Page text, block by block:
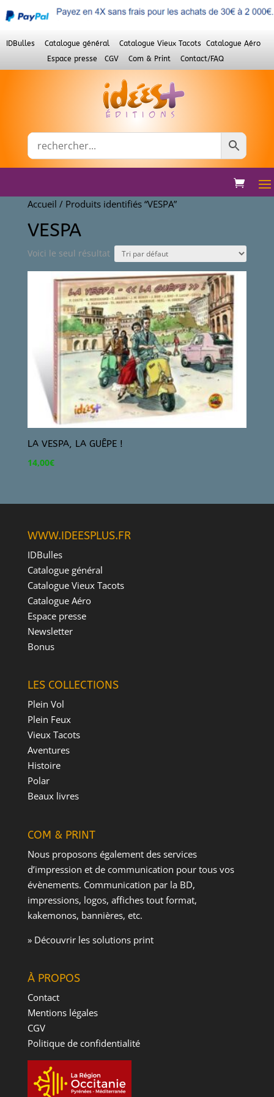
IDBulles Catalogue général Catalogue Vieux Tacots
Catalogue Aéro
Espace presseCGV Com & Print Contact/FAQ
Accueil / Produits identifiés “VESPA”
VESPA
Voici le seul résultat
LA VESPA, LA GUÊPE !
14,00€
WWW.IDEESPLUS.FR
IDBulles
Catalogue général
Catalogue Vieux Tacots
Catalogue Aéro
Espace presse
Newsletter
Bonus
LES COLLECTIONS
Plein Vol
Plein Feux
Vieux Tacots
Aventures
Histoire
Polar
Beaux livres
COM & PRINT
Nous proposons également des services
d’impression et de communication pour tous vos
évènements. Communication par la BD,
impressions, logos, affiches tout format,
kakemonos, bannières, etc.
» Découvrir les solutions print
À PROPOS
Contact
Mentions légales
CGV
Politique de confidentialité